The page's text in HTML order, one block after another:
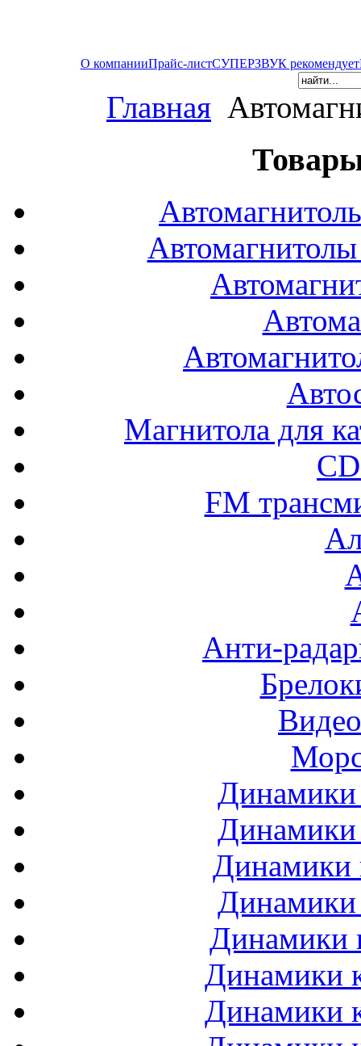
О компанииПрайс-листСУПЕРЗВУК рекомендует
Главная
Магнитола для
FM
Анти-
Динамики
Динамики
Динамики
Динамики
Динамики
Динамики
Динамики